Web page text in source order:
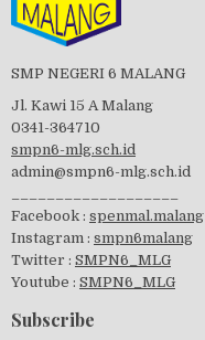
visitasi PPK 2019
GSF 2019
SMP NEGERI 6 MALANG
Jl. Kawi 15 A Malang
0341-364710
smpn6-mlg.sch.id
admin@smpn6-mlg.sch.id
Facebook : spenmal.malang
Instagram : smpn6malang
Twitter : SMPN6_MLG
Youtube : SMPN6_MLG
Subscribe